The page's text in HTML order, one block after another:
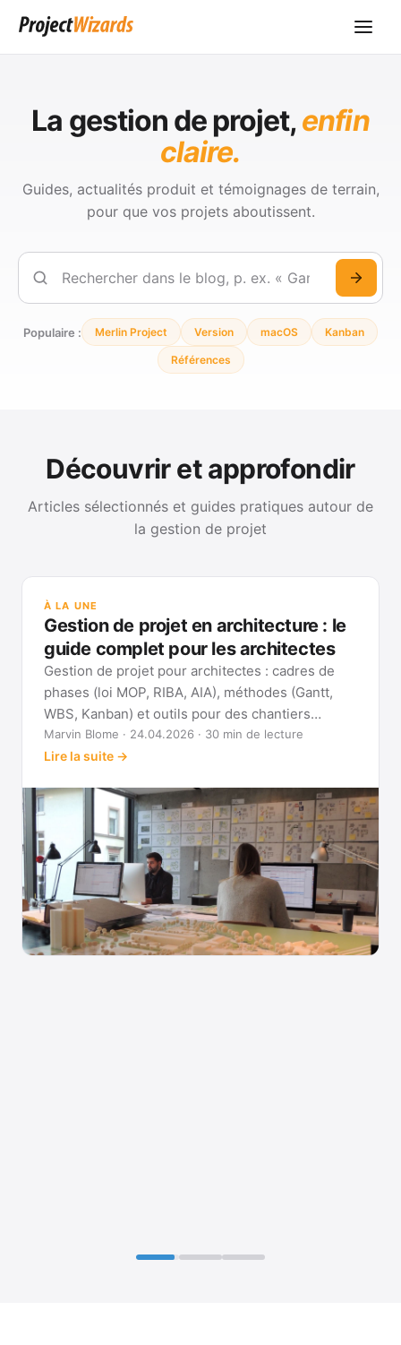
La gestion de projet,enfin
claire.
Guides, actualités produit et témoignages de terrain,
pour que vos projets aboutissent.
Rechercher
Populaire : Merlin Project Version macOS Kanban
Références
Découvrir et approfondir
Articles sélectionnés et guides pratiques autour de
la gestion de projet
À LA UNE
Gestion de projet en architecture : le
guide complet pour les architectes
Gestion de projet pour architectes : cadres de
phases (loi MOP, RIBA, AIA), méthodes (Gantt,
WBS, Kanban) et outils pour des chantiers
réellement pilotables.
Marvin Blome · 24.04.2026 · 30 min de lecture
Lire la suite →